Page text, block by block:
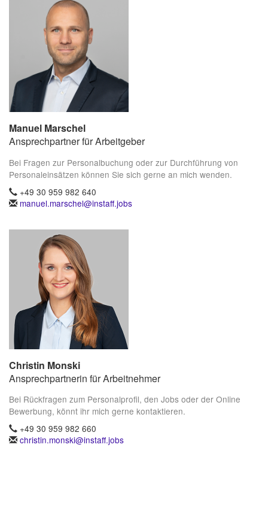
Manuel Marschel
Ansprechpartner für Arbeitgeber
Bei Fragen zur Personalbuchung oder zur Durchführung von
Personaleinsätzen können Sie sich gerne an mich wenden.
+49 30 959 982 640
manuel.marschel@instaff.jobs
Christin Monski
Ansprechpartnerin für Arbeitnehmer
Bei Rückfragen zum Personalprofil, den Jobs oder der Online
Bewerbung, könnt ihr mich gerne kontaktieren.
+49 30 959 982 660
christin.monski@instaff.jobs